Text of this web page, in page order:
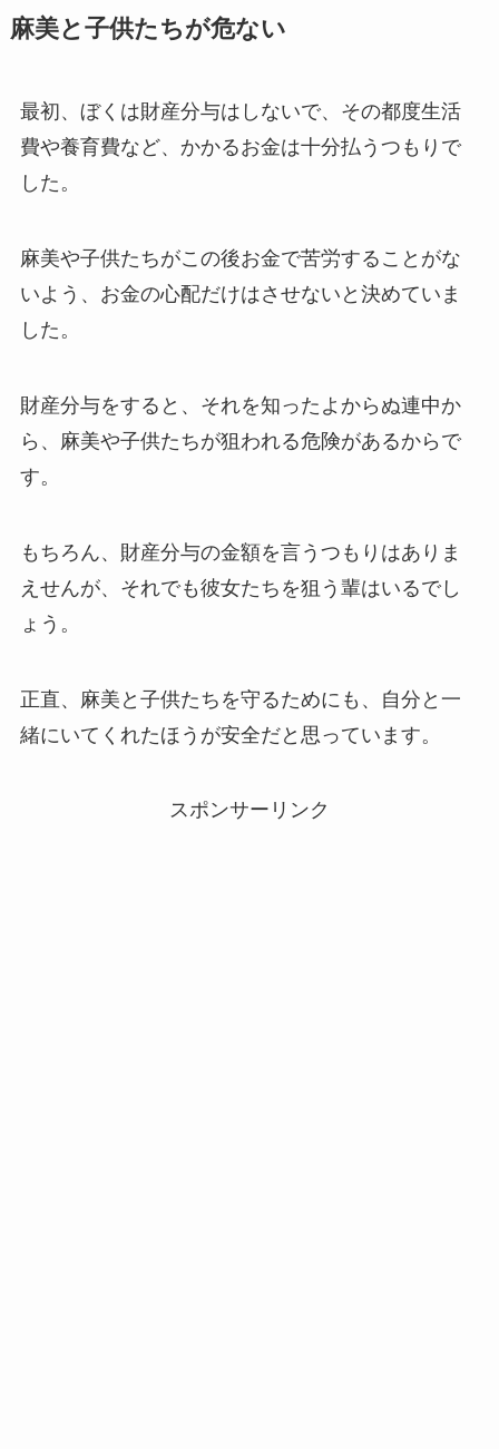
麻美と子供たちが危ない
最初、ぼくは財産分与はしないで、その都度生活
費や養育費など、かかるお金は十分払うつもりで
した。
麻美や子供たちがこの後お金で苦労することがな
いよう、お金の心配だけはさせないと決めていま
した。
財産分与をすると、それを知ったよからぬ連中か
ら、麻美や子供たちが狙われる危険があるからで
す。
もちろん、財産分与の金額を言うつもりはありま
えせんが、それでも彼女たちを狙う輩はいるでし
ょう。
正直、麻美と子供たちを守るためにも、自分と一
緒にいてくれたほうが安全だと思っています。
スポンサーリンク